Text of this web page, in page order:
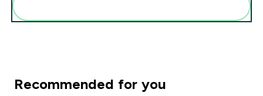
Recommended for you